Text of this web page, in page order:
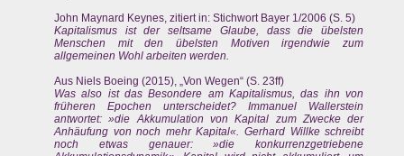
John Maynard Keynes, zitiert in: Stichwort Bayer 1/2006 (S. 5)
Kapitalismus ist der seltsame Glaube, dass die übelsten
Menschen mit den übelsten Motiven irgendwie zum
allgemeinen Wohl arbeiten werden.
Aus Niels Boeing (2015), „Von Wegen“ (S. 23ff)
Was also ist das Besondere am Kapitalismus, das ihn von
früheren Epochen unterscheidet? Immanuel Wallerstein
antwortet: »die Akkumulation von Kapital zum Zwecke der
Anhäufung von noch mehr Kapital«. Gerhard Willke schreibt
noch etwas genauer: »die konkurrenzgetriebene